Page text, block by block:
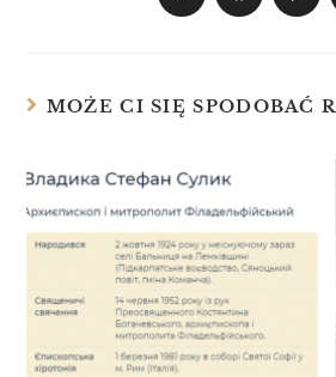
MOŻE CI SIĘ SPODOBAĆ